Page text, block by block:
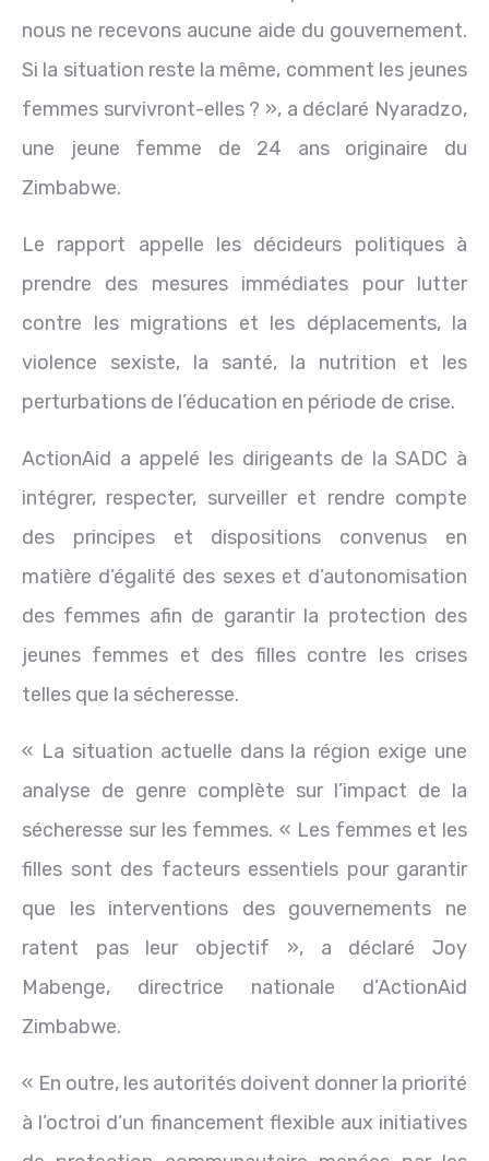
nous ne recevons aucune aide du gouvernement.
Si la situation reste la même, comment les jeunes
femmes survivront-elles ? », a déclaré Nyaradzo,
une jeune femme de 24 ans originaire du
Zimbabwe.
Le rapport appelle les décideurs politiques à
prendre des mesures immédiates pour lutter
contre les migrations et les déplacements, la
violence sexiste, la santé, la nutrition et les
perturbations de l’éducation en période de crise.
ActionAid a appelé les dirigeants de la SADC à
intégrer, respecter, surveiller et rendre compte
des principes et dispositions convenus en
matière d’égalité des sexes et d’autonomisation
des femmes afin de garantir la protection des
jeunes femmes et des filles contre les crises
telles que la sécheresse.
« La situation actuelle dans la région exige une
analyse de genre complète sur l’impact de la
sécheresse sur les femmes. « Les femmes et les
filles sont des facteurs essentiels pour garantir
que les interventions des gouvernements ne
ratent pas leur objectif », a déclaré Joy
Mabenge, directrice nationale d’ActionAid
Zimbabwe.
« En outre, les autorités doivent donner la priorité
à l’octroi d’un financement flexible aux initiatives